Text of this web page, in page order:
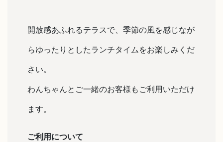
開放感あふれるテラスで、季節の風を感じなが
らゆったりとしたランチタイムをお楽しみくだ
さい。
わんちゃんとご一緒のお客様もご利用いただけ
ます。
ご利用について